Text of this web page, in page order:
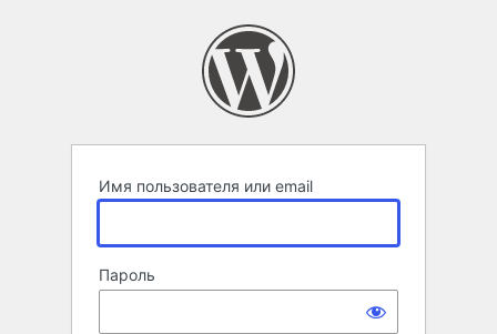
Имя пользователя или email
Пароль